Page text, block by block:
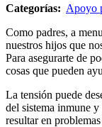
Categorías: Apoyo
Como padres, a
nuestros hijos que
Para asegurarte de
cosas que pueden
La tensión puede
del sistema inmune
resultar en